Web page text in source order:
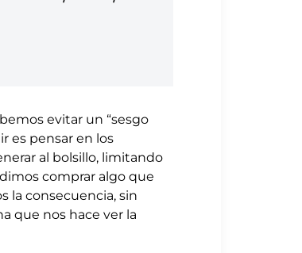
evitar un “sesgo
es pensar en los
al bolsillo, limitando
comprar algo que
la consecuencia, sin
que nos hace ver la